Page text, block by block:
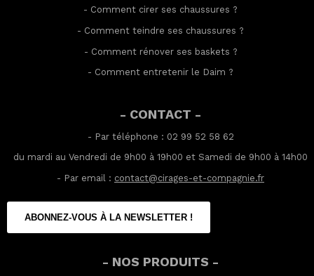
- Comment cirer ses chaussures ?
- Comment teindre ses chaussures ?
- Comment rénover ses baskets ?
- Comment entretenir le Daim ?
- CONTACT -
- Par téléphone : 02 99 52 58 62
du mardi au Vendredi de 9h00 à 19h00 et Samedi de 9h00 à 14h00
- Par email : contact@cirages-et-compagnie.fr
ABONNEZ-VOUS À LA NEWSLETTER !
- NOS PRODUITS -